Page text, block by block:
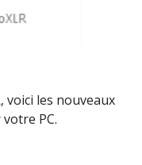
voici les nouveaux
PC.